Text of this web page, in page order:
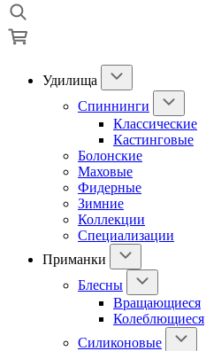
Удилища
Спиннинги
Классические
Кастинговые
Болонские
Маховые
Фидерные
Зимние
Коллекции
Специализации
Приманки
Блесны
Вращающиеся
Колеблющиеся
Силиконовые